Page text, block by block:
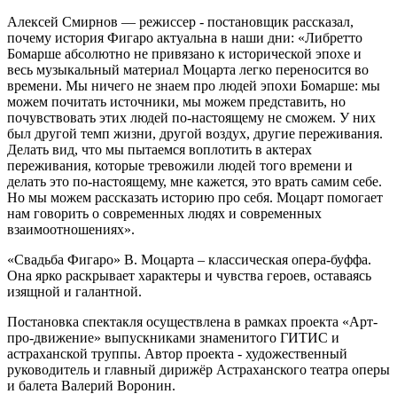
Алексей Смирнов — режиссер - постановщик рассказал,
почему история Фигаро актуальна в наши дни: «Либретто
Бомарше абсолютно не привязано к исторической эпохе и
весь музыкальный материал Моцарта легко переносится во
времени. Мы ничего не знаем про людей эпохи Бомарше: мы
можем почитать источники, мы можем представить, но
почувствовать этих людей по-настоящему не сможем. У них
был другой темп жизни, другой воздух, другие переживания.
Делать вид, что мы пытаемся воплотить в актерах
переживания, которые тревожили людей того времени и
делать это по-настоящему, мне кажется, это врать самим себе.
Но мы можем рассказать историю про себя. Моцарт помогает
нам говорить о современных людях и современных
взаимоотношениях».
«Свадьба Фигаро» В. Моцарта – классическая опера-буффа.
Она ярко раскрывает характеры и чувства героев, оставаясь
изящной и галантной.
Постановка спектакля осуществлена в рамках проекта «Арт-
про-движение» выпускниками знаменитого ГИТИС и
астраханской труппы. Автор проекта - художественный
руководитель и главный дирижёр Астраханского театра оперы
и балета Валерий Воронин.